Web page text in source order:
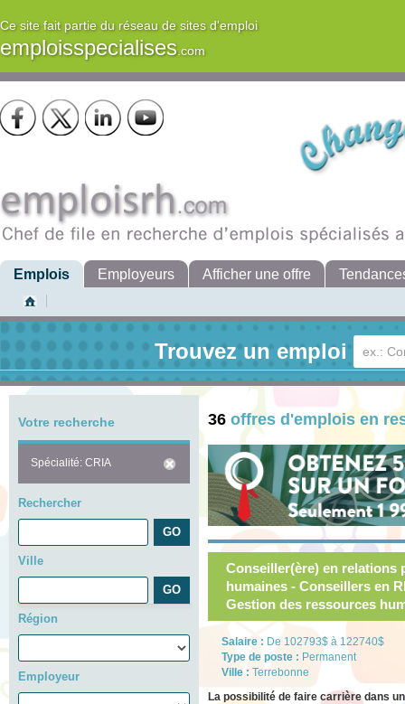
Ce site fait partie du réseau de sites d'emploi
emploisspecialises.com
Emplois Employeurs Afficher une offre
Trouvez un emploi
Votre recherche
Spécialité: CRIA
Rechercher
Ville
Région
Employeur
36 offres d'emplois en
Conseiller(ère) en relations
humaines - Conseillers en
Gestion des ressources
Salaire : De 102793$ à 122740$
Type de poste : Permanent
Ville : Terrebonne
La possibilité de faire carrière dans